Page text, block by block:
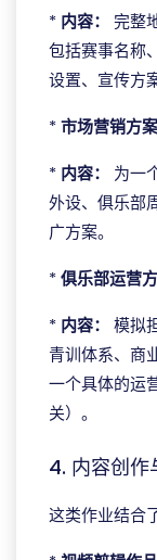
* 内容：
完整
包括赛事名称
设置、宣传方
*市场营销方案
* 内容：
为一
外设、俱乐部
广方案。
*俱乐部运营方
* 内容：
模拟
青训体系、商
一个具体的运
关）。
4. 内容创作
这类作业结合